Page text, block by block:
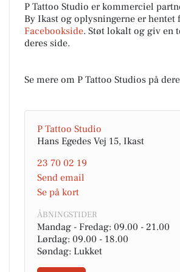
P Tattoo Studio er kommerciel
By Ikast og oplysningerne er hentet
Facebookside. Støt lokalt og giv en
deres side.
Se mere om P Tattoo Studios på
P Tattoo Studio
Hans Egedes Vej 15, Ikast
23 70 02 19
Send email
Se på kort
ÅBNINGSTIDER
Mandag - Fredag: 09.00 - 21.00
Lørdag: 09.00 - 18.00
Søndag: Lukket